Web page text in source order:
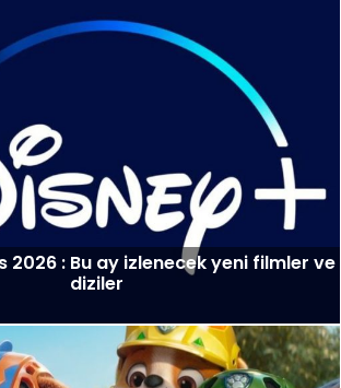
2026 : Bu ay izlenecek yeni filmler ve
diziler